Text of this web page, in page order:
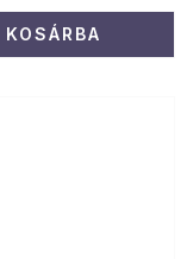
KOSÁRBA